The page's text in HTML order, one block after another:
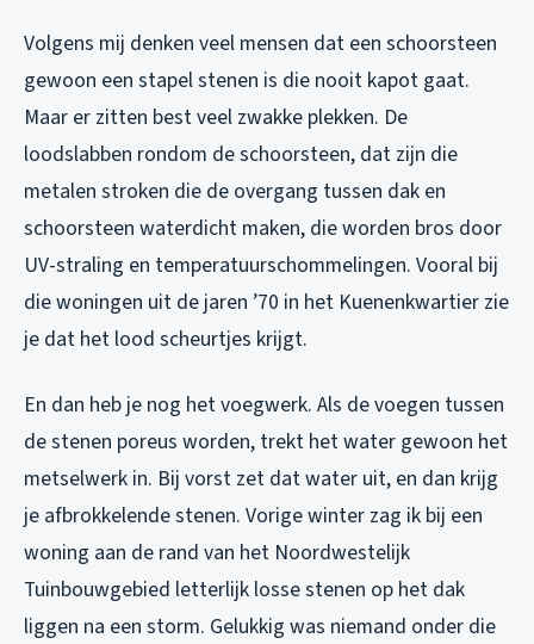
Volgens mij denken veel mensen dat een schoorsteen
gewoon een stapel stenen is die nooit kapot gaat.
Maar er zitten best veel zwakke plekken. De
loodslabben rondom de schoorsteen, dat zijn die
metalen stroken die de overgang tussen dak en
schoorsteen waterdicht maken, die worden bros door
UV-straling en temperatuurschommelingen. Vooral bij
die woningen uit de jaren ’70 in het Kuenenkwartier zie
je dat het lood scheurtjes krijgt.
En dan heb je nog het voegwerk. Als de voegen tussen
de stenen poreus worden, trekt het water gewoon het
metselwerk in. Bij vorst zet dat water uit, en dan krijg
je afbrokkelende stenen. Vorige winter zag ik bij een
woning aan de rand van het Noordwestelijk
Tuinbouwgebied letterlijk losse stenen op het dak
liggen na een storm. Gelukkig was niemand onder die